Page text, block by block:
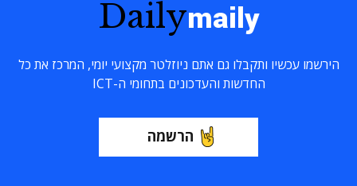
Dailymaily
הירשמו עכשיו ותקבלו גם אתם ניוזלטר מקצועי יומי, המרכז את כל
החדשות והעדכונים בתחומי ה-ICT
הרשמה